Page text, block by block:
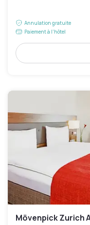
Annulation gratuite
Paiement à l'hôtel
Mövenpick Zurich